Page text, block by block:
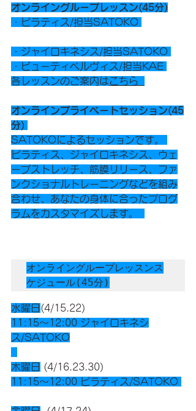
オンライングループレッスン(45分)
・ピラティス/担当SATOKO
・ジャイロキネシス/担当SATOKO
・ビューティペルヴィス/担当KAE
各レッスンのご案内はこちら
オンラインプライベートセッション(45
分)
SATOKOによるセッションです。
ピラティス、ジャイロキネシス、ウェ
ーブストレッチ、筋膜リリース、ファ
ンクショナルトレーニングなどを組み
合わせ、あなたの身体に合ったプログ
ラムをカスタマイズします。
オンライングループレッスンス
ケジュール(45分)
水曜日 (4/15.22)
11:15〜12:00 ジャイロキネシ
ス/SATOKO
木曜日 (4/16.23.30)
11:15〜12:00 ピラティス/SATOKO